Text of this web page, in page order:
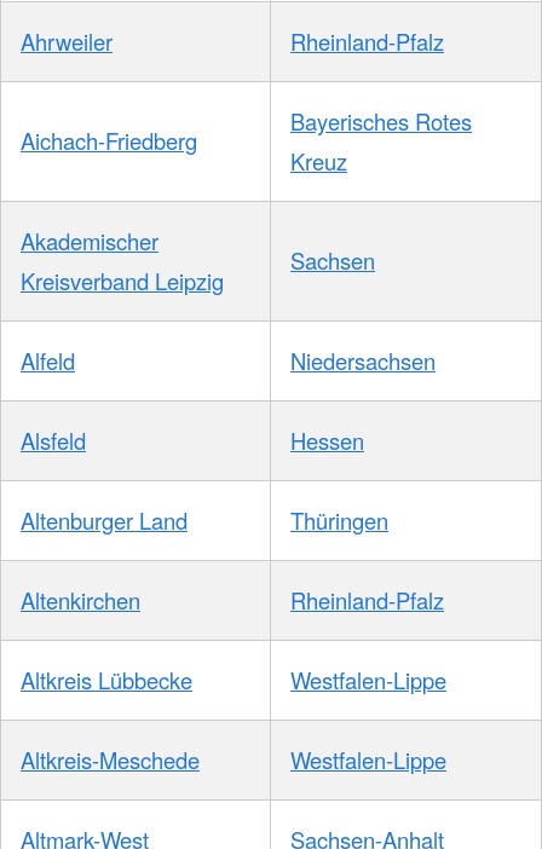
Ahrweiler Rheinland-Pfalz
Aichach-Friedberg
Bayerisches Rotes
Kreuz
Akademischer
Kreisverband Leipzig
Sachsen
Alfeld Niedersachsen
Alsfeld Hessen
Altenburger Land Thüringen
Altenkirchen Rheinland-Pfalz
Altkreis Lübbecke Westfalen-Lippe
Altkreis-Meschede Westfalen-Lippe
Altmark-West Sachsen-Anhalt